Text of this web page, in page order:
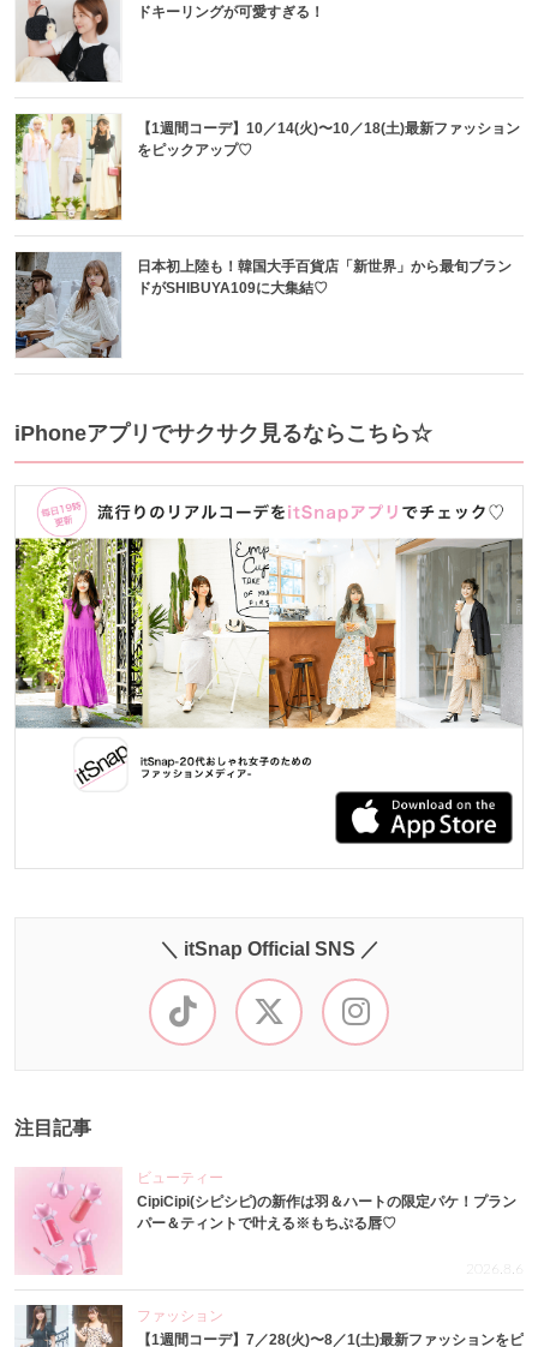
ドキーリングが可愛すぎる！
【1週間コーデ】10／14(火)〜10／18(土)最新ファッション
をピックアップ♡
日本初上陸も！韓国大手百貨店「新世界」から最旬ブラン
ドがSHIBUYA109に大集結♡
iPhoneアプリでサクサク見るならこちら☆
＼ itSnap Official SNS ／
注目記事
ビューティー
CipiCipi(シピシピ)の新作は羽＆ハートの限定パケ！プラン
パー＆ティントで叶える※もちぷる唇♡
2026.8.6
ファッション
【1週間コーデ】7／28(火)〜8／1(土)最新ファッションをピ